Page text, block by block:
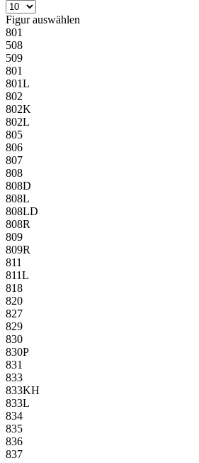
Figurauswählen
801
508
509
801
801L
802
802K
802L
805
806
807
808
808D
808L
808LD
808R
809
809R
811
811L
818
820
827
829
830
830P
831
833
833KH
833L
834
835
836
837